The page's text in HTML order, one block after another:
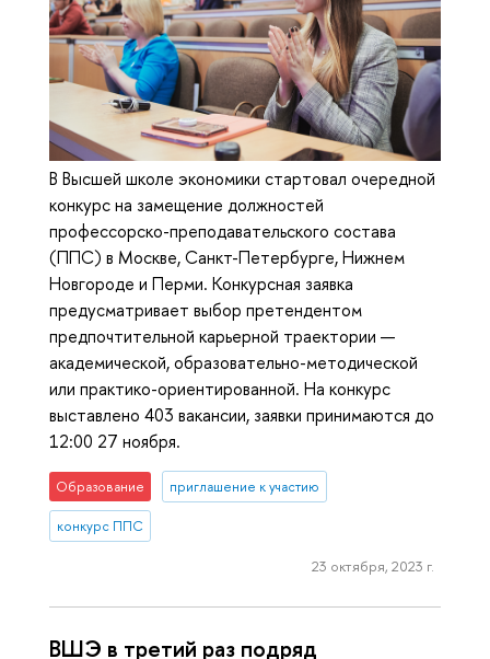
В Высшей школе экономики стартовал очередной
конкурс на замещение должностей
профессорско-преподавательского состава
(ППС) в Москве, Санкт-Петербурге, Нижнем
Новгороде и Перми. Конкурсная заявка
предусматривает выбор претендентом
предпочтительной карьерной траектории —
академической, образовательно-методической
или практико-ориентированной. На конкурс
выставлено 403 вакансии, заявки принимаются до
12:00 27 ноября.
Образование приглашение к участию
конкурс ППС
23 октября, 2023 г.
ВШЭ в третий раз подряд